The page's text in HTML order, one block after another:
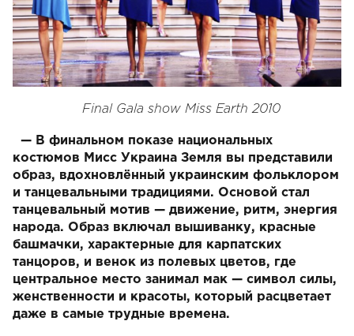
Final Gala show Miss Earth 2010
— В финальном показе национальных
костюмов Мисс Украина Земля вы представили
образ, вдохновлённый украинским фольклором
и танцевальными традициями. Основой стал
танцевальный мотив — движение, ритм, энергия
народа. Образ включал вышиванку, красные
башмачки, характерные для карпатских
танцоров, и венок из полевых цветов, где
центральное место занимал мак — символ силы,
женственности и красоты, который расцветает
даже в самые трудные времена.